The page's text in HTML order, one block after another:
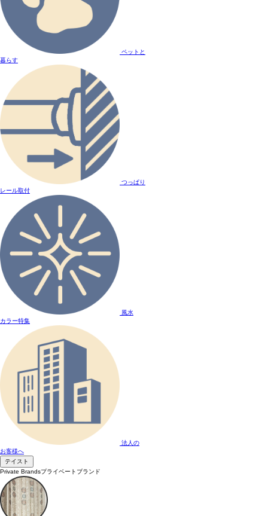
ペットと
暮らす
つっぱり
レール取付
風水
カラー特集
法人の
お客様へ
テイスト
Private Brandsプライベートブランド